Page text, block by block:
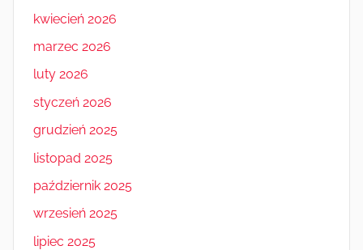
kwiecień 2026
marzec 2026
luty 2026
styczeń 2026
grudzień 2025
listopad 2025
październik 2025
wrzesień 2025
lipiec 2025